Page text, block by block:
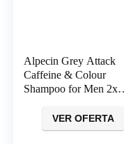
Alpecin Grey Attack
Caffeine & Colour
Shampoo for Men 2x
gradualmente más
oscuro y fuerte |
VER OFERTA